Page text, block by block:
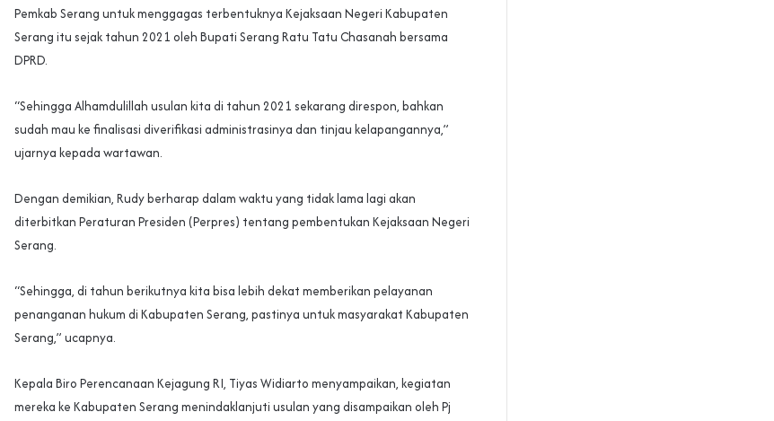
Pemkab Serang untuk menggagas terbentuknya Kejaksaan Negeri Kabupaten
Serang itu sejak tahun 2021 oleh Bupati Serang Ratu Tatu Chasanah bersama
DPRD.
“Sehingga Alhamdulillah usulan kita di tahun 2021 sekarang direspon, bahkan
sudah mau ke finalisasi diverifikasi administrasinya dan tinjau kelapangannya,”
ujarnya kepada wartawan.
Dengan demikian, Rudy berharap dalam waktu yang tidak lama lagi akan
diterbitkan Peraturan Presiden (Perpres) tentang pembentukan Kejaksaan Negeri
Serang.
“Sehingga, di tahun berikutnya kita bisa lebih dekat memberikan pelayanan
penanganan hukum di Kabupaten Serang, pastinya untuk masyarakat Kabupaten
Serang,” ucapnya.
Kepala Biro Perencanaan Kejagung RI, Tiyas Widiarto menyampaikan, kegiatan
mereka ke Kabupaten Serang menindaklanjuti usulan yang disampaikan oleh Pj